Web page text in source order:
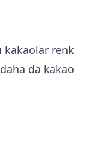
kakaolar renk
da kakao